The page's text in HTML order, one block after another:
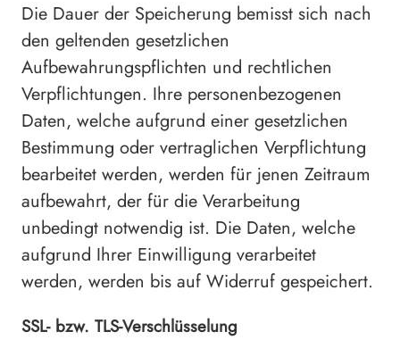
Die Dauer der Speicherung bemisst sich nach
den geltenden gesetzlichen
Aufbewahrungspflichten und rechtlichen
Verpflichtungen. Ihre personenbezogenen
Daten, welche aufgrund einer gesetzlichen
Bestimmung oder vertraglichen Verpflichtung
bearbeitet werden, werden für jenen Zeitraum
aufbewahrt, der für die Verarbeitung
unbedingt notwendig ist. Die Daten, welche
aufgrund Ihrer Einwilligung verarbeitet
werden, werden bis auf Widerruf gespeichert.
SSL- bzw. TLS-Verschlüsselung